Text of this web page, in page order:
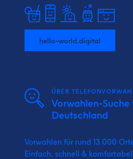
hello-world.digital
ÜBER
Vorwahlen-Suche
Deutschland
Vorwahlen für rund 13.000
Einfach, schnell &